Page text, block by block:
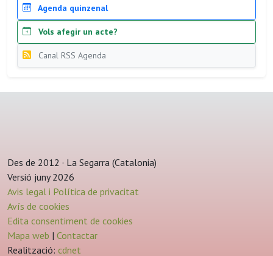
Agenda quinzenal
Vols afegir un acte?
Canal RSS Agenda
Des de 2012 · La Segarra (Catalonia)
Versió juny 2026
Avis legal i Política de privacitat
Avís de cookies
Edita consentiment de cookies
Mapa web | Contactar
Realització: cdnet